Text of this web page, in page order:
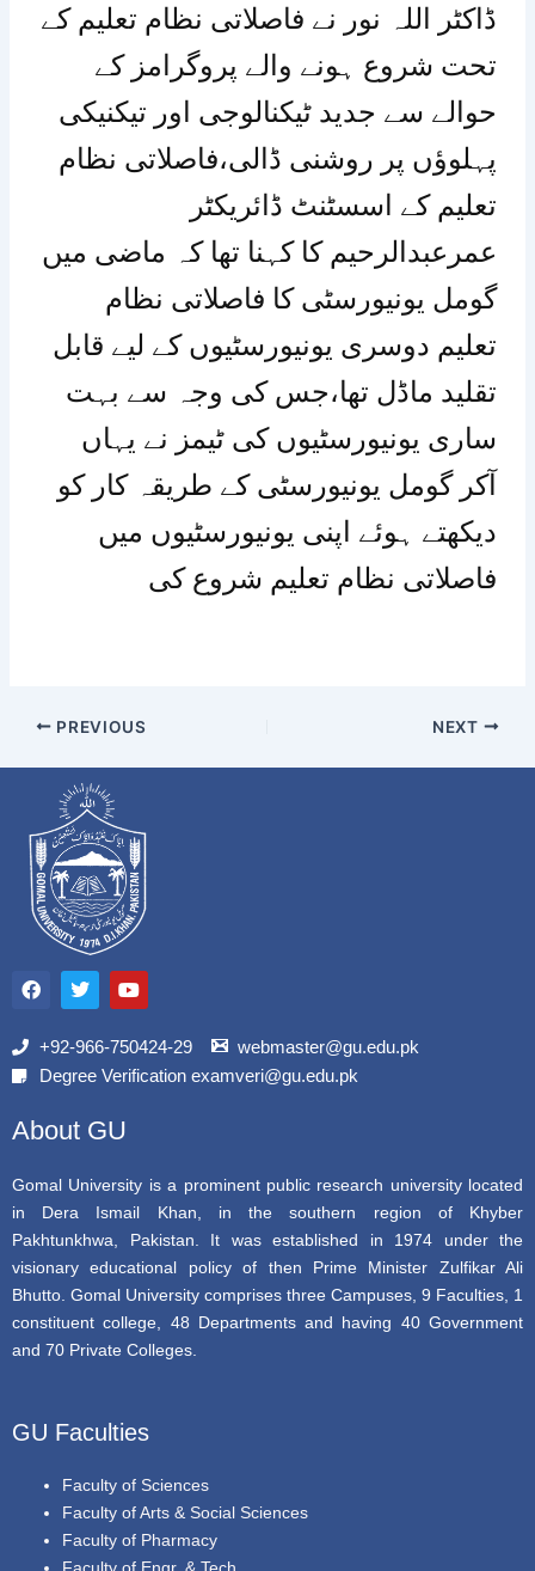
ڈاکٹر اللہ نور نے فاصلاتی نظام تعلیم کے
تحت شروع ہونے والے پروگرامز کے
حوالے سے جدید ٹیکنالوجی اور تیکنیکی
پہلوؤں پر روشنی ڈالی،فاصلاتی نظام
تعلیم کے اسسٹنٹ ڈائریکٹر
عمرعبدالرحیم کا کہنا تھا کہ ماضی میں
گومل یونیورسٹی کا فاصلاتی نظام
تعلیم دوسری یونیورسٹیوں کے لیے قابل
تقلید ماڈل تھا،جس کی وجہ سے بہت
ساری یونیورسٹیوں کی ٹیمز نے یہاں
آکر گومل یونیورسٹی کے طریقہ کار کو
دیکھتے ہوئے اپنی یونیورسٹیوں میں
فاصلاتی نظام تعلیم شروع کی
PREVIOUS NEXT
a
c
b
o
T
w
i
t
r
Y
o
u
u
e
+92-966-750424-29
webmaster@gu.edu.pk
Degree Verification examveri@gu.edu.pk
About GU
Gomal University is a prominent public research university located
in Dera Ismail Khan, in the southern region of Khyber
Pakhtunkhwa, Pakistan. It was established in 1974 under the
visionary educational policy of then Prime Minister Zulfikar Ali
Bhutto. Gomal University comprises three Campuses, 9 Faculties, 1
constituent college, 48 Departments and having 40 Government
and 70 Private Colleges.
GU Faculties
Faculty of Sciences
Faculty of Arts & Social Sciences
Faculty of Pharmacy